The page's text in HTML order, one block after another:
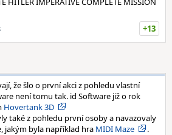
+13
že šlo o první akci z pohledu vlastní
není tomu tak. id Software již o rok
Hovertank 3D
také z pohledu první osoby a navazovaly
jakým byla například hra MIDI Maze .